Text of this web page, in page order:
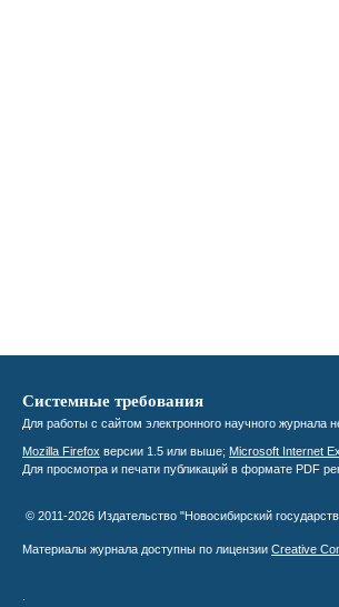
Системные требования
Для работы с сайтом электронного научного
Mozilla Firefox версии 1.5 или выше; Microsoft Internet
Для просмотра и печати публикаций в формате PDF
© 2011-2026 Издательство "Новосибирский
Материалы журнала доступны по лицензии Creative